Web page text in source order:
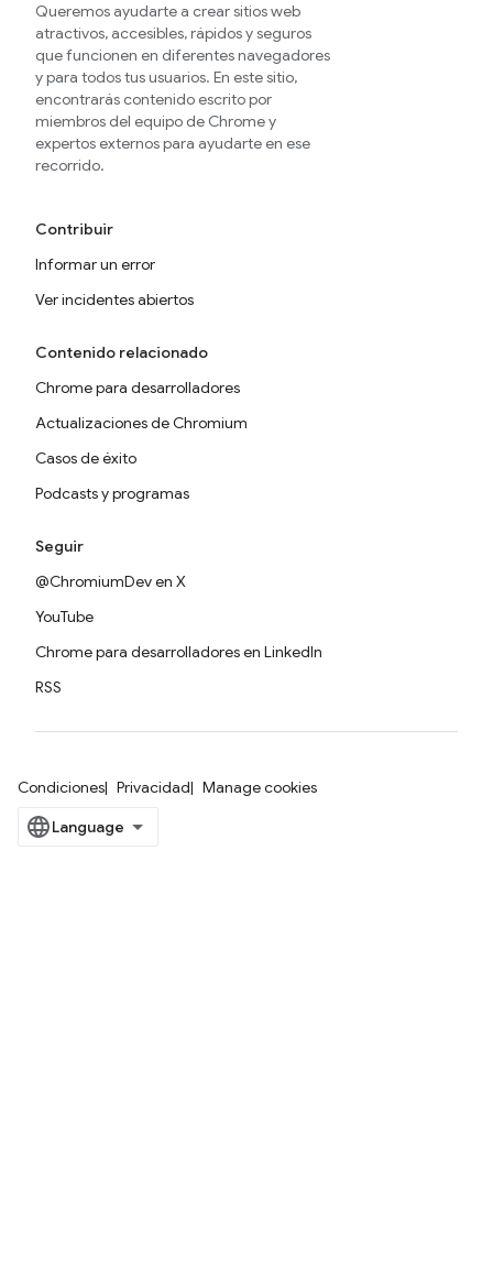
Queremos ayudarte a crear sitios web
atractivos, accesibles, rápidos y seguros
que funcionen en diferentes navegadores
y para todos tus usuarios. En este sitio,
encontrarás contenido escrito por
miembros del equipo de Chrome y
expertos externos para ayudarte en ese
recorrido.
Contribuir
Informar un error
Ver incidentes abiertos
Contenido relacionado
Chrome para desarrolladores
Actualizaciones de Chromium
Casos de éxito
Podcasts y programas
Seguir
@ChromiumDev en X
YouTube
Chrome para desarrolladores en LinkedIn
RSS
Condiciones Privacidad Manage cookies